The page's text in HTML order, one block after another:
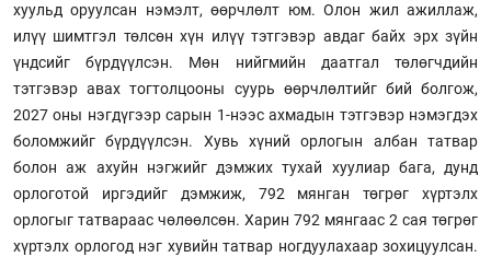
хуульд оруулсан нэмэлт, өөрчлөлт юм. Олон жил ажиллаж,
илүү шимтгэл төлсөн хүн илүү тэтгэвэр авдаг байх эрх зүйн
үндсийг бүрдүүлсэн. Мөн нийгмийн даатгал төлөгчдийн
тэтгэвэр авах тогтолцооны суурь өөрчлөлтийг бий болгож,
2027 оны нэгдүгээр сарын 1-нээс ахмадын тэтгэвэр нэмэгдэх
боломжийг бүрдүүлсэн. Хувь хүний орлогын албан татвар
болон аж ахуйн нэгжийг дэмжих тухай хуулиар бага, дунд
орлоготой иргэдийг дэмжиж, 792 мянган төгрөг хүртэлх
орлогыг татвараас чөлөөлсөн. Харин 792 мянгаас 2 сая төгрөг
хүртэлх орлогод нэг хувийн татвар ногдуулахаар зохицуулсан.